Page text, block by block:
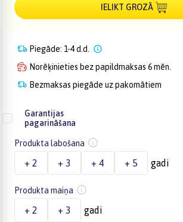
IELIKT GROZĀ
Piegāde: 1-4 d.d.
Norēķinieties bez papildmaksas 6 mēn.
Bezmaksas piegāde uz pakomātiem
Garantijas
pagarināšana
Produkta labošana
+ 2 + 3 + 4 + 5 gadi
Produkta maiņa
+ 2 + 3 gadi